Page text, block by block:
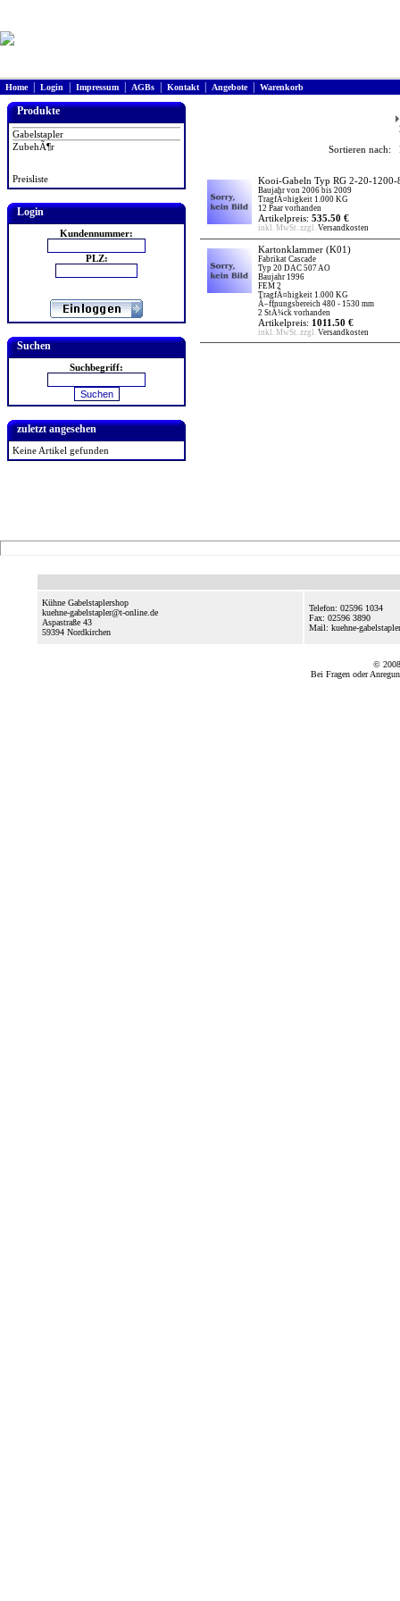
Home| Login Impressum AGBs Kontakt| Angebote| Warenkorb
Produkte
Gabelstapler
ZubehÃ¶r
Preisliste
Login
Kundennummer:
PLZ:
Suchen
Suchbegriff:
zuletzt angesehen
Keine Artikel gefunden
Sortieren nach:
Kooi-Gabeln Typ RG 2-20-1200-
Baujahr von 2006 bis 2009
TragfÃ¤higkeit 1.000 KG
12 Paar vorhanden
Artikelpreis: 535.50 €
inkl. MwSt. zzgl. Versandkosten
Kartonklammer (K01)
Fabrikat Cascade
Typ 20 DAC 507 AO
Baujahr 1996
FEM 2
TragfÃ¤higkeit 1.000 KG
Ã–ffnungsbereich 480 - 1530 mm
2 StÃ¼ck vorhanden
Artikelpreis: 1011.50 €
inkl. MwSt. zzgl. Versandkosten
Kühne Gabelstaplershop
kuehne-gabelstapler@t-online.de
Aspastraße 43
59394 Nordkirchen
Telefon: 02596 1034
Fax: 02596 3890
Mail: kuehne-
© 2008
Bei Fragen oder